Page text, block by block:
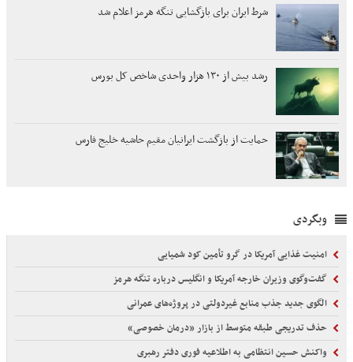
شرط ایران برای بازگشایی تنگه هرمز اعلام شد
رشد بیش از ۱۳۰ هزار واحدی شاخص کل بورس
حمایت از بازگشت ایرانیان مقیم حاشیه خلیج فارس
وبگردی
امنیت غذایی آمریکا در گرو تأمین کود شمیایی
گفت‌وگوی وزیران خارجه آمریکا و انگلیس درباره تنگه هرمز
الگوی جدید جذب منابع غیردولتی در پروژه‌های عمرانی
حذف تدریجی طبقه متوسط از بازار «درمان خصوصی»
واکنش حسین انتظامی به اطلاعیه فوری دفتر رهبری